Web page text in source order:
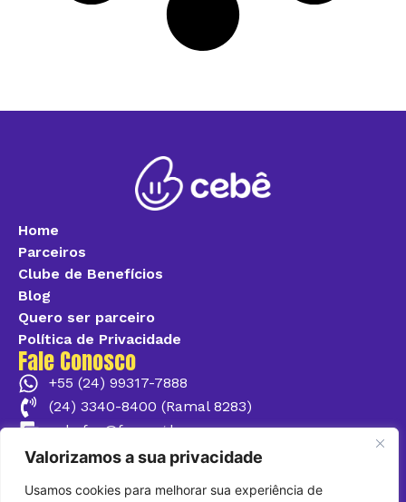
Valorizamos a sua privacidade
Usamos cookies para melhorar sua experiência de
Home
Parceiros
Clube de Benefícios
Blog
Quero ser parceiro
Política de Privacidade
Fale Conosco
+55 (24) 99317-7888
(24) 3340-8400 (Ramal 8283)
cebefoa@foa.org.br